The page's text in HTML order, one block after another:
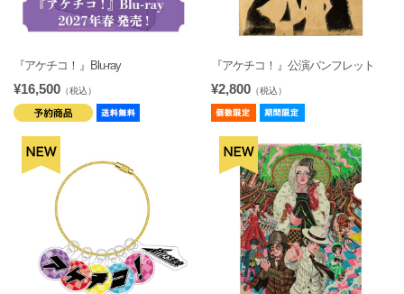
『アケチコ！』Blu-ray
¥16,500 （税込）
『アケチコ！』公演パンフレット
¥2,800 （税込）